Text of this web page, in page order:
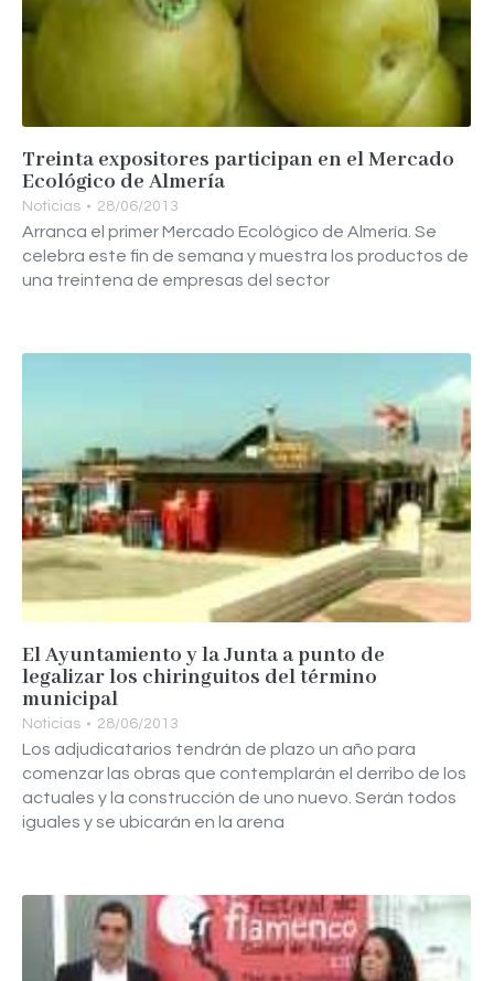
Treinta expositores participan en el Mercado
Ecológico de Almería
Noticias 28/06/2013
Arranca el primer Mercado Ecológico de Almería. Se
celebra este fin de semana y muestra los productos de
una treintena de empresas del sector
El Ayuntamiento y la Junta a punto de
legalizar los chiringuitos del término
municipal
Noticias 28/06/2013
Los adjudicatarios tendrán de plazo un año para
comenzar las obras que contemplarán el derribo de los
actuales y la construcción de uno nuevo. Serán todos
iguales y se ubicarán en la arena